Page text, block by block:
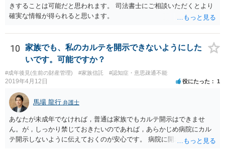
きすることは可能だと思われます。 司法書士にご相談いただくとより
確実な情報が得られると思います。
10
家族でも、私のカルテを開示できないようにした
いです。可能ですか？
#成年後見(生前の財産管理) #家族信託 #認知症・意思疎通不能
2019年4月12日 役にたった 1
馬場 龍行 弁護士
あなたが未成年でなければ，普通は家族でもカルテ開示はできませ
ん。が，しっかり禁じておきたいのであれば，あらかじめ病院にカル
テ開示しないように伝えておくのが安心です。 病院に開示しないよう